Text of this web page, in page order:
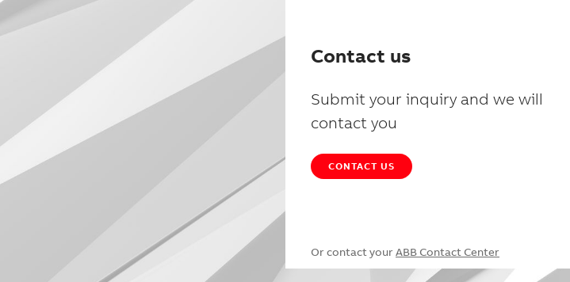
Contact us
Submit your inquiry and we will
contact you
CONTACT US
Or contact your ABB Contact Center